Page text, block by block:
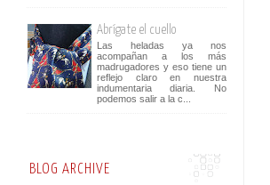
Abrígate el cuello
Las heladas ya nos
acompañan a los más
madrugadores y eso tiene un
reflejo claro en nuestra
indumentaria diaria. No
podemos salir a la c...
BLOG ARCHIVE